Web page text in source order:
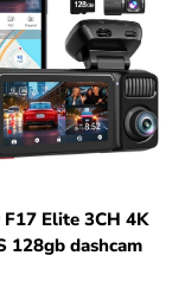
plaats vast te
om te bepalen
met GPS
plekken waar met
in dat er een
Elite 3CH 4K
128gb dashcam